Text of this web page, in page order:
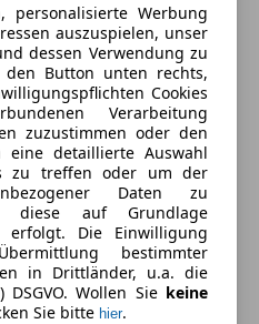
personalisierte Werbung
auszuspielen, unser
dessen Verwendung zu
den Button unten rechts,
Cookies
Verarbeitung
zuzustimmen oder den
detaillierte Auswahl
zu treffen oder um der
Daten zu
diese auf Grundlage
erfolgt. Die Einwilligung
bestimmter
in Drittländer, u.a. die
Wollen Sie keine
Sie bitte hier.